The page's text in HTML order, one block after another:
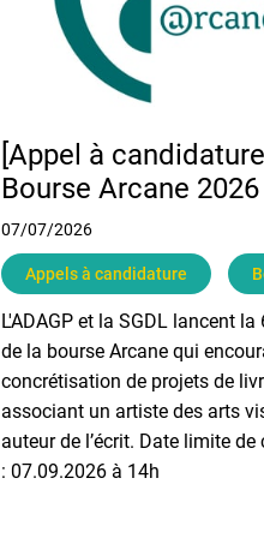
[Appel à candidature]
Bourse Arcane 2026
07/07/2026
Appels à candidature
L'ADAGP et la SGDL lancent la
de la bourse Arcane qui
concrétisation de projets de
associant un artiste des arts
auteur de l’écrit. Date limite
: 07.09.2026 à 14h